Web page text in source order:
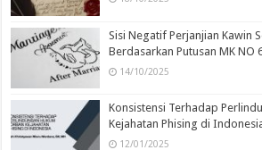
Sisi Negatif Perjanjian Kawin
Berdasarkan Putusan MK
14/10/2025
Konsistensi Terhadap
Kejahatan Phising di
12/01/2025